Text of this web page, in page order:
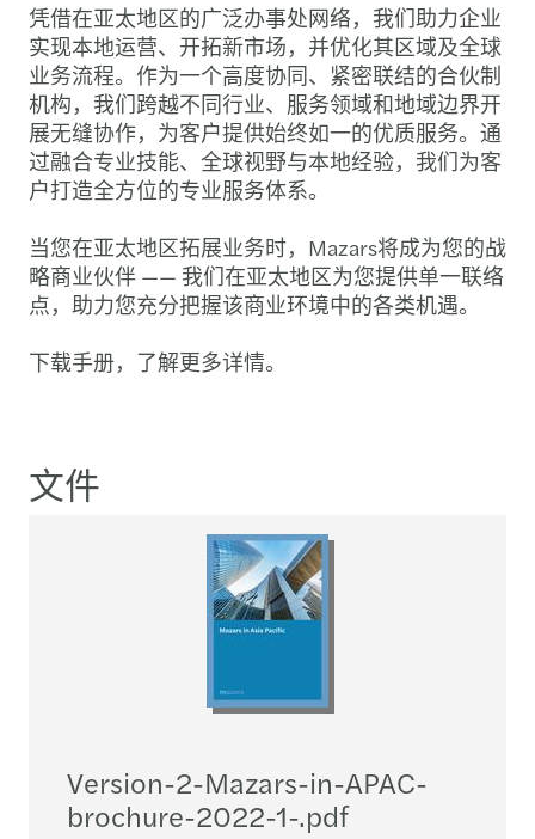
凭借在亚太地区的广泛办事处网络，我们助力企业
实现本地运营、开拓新市场，并优化其区域及全球
业务流程。作为一个高度协同、紧密联结的合伙制
机构，我们跨越不同行业、服务领域和地域边界开
展无缝协作，为客户提供始终如一的优质服务。通
过融合专业技能、全球视野与本地经验，我们为客
户打造全方位的专业服务体系。
当您在亚太地区拓展业务时，Mazars将成为您的战
略商业伙伴 —— 我们在亚太地区为您提供单一联络
点，助力您充分把握该商业环境中的各类机遇。
下载手册，了解更多详情。
文件
Version-2-Mazars-in-APAC-
brochure-2022-1-.pdf